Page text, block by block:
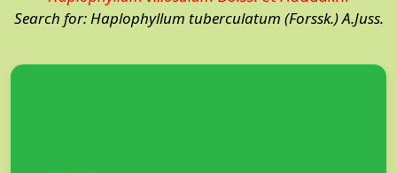
Search for: Haplophyllum tuberculatum (Forssk.) A.Juss.